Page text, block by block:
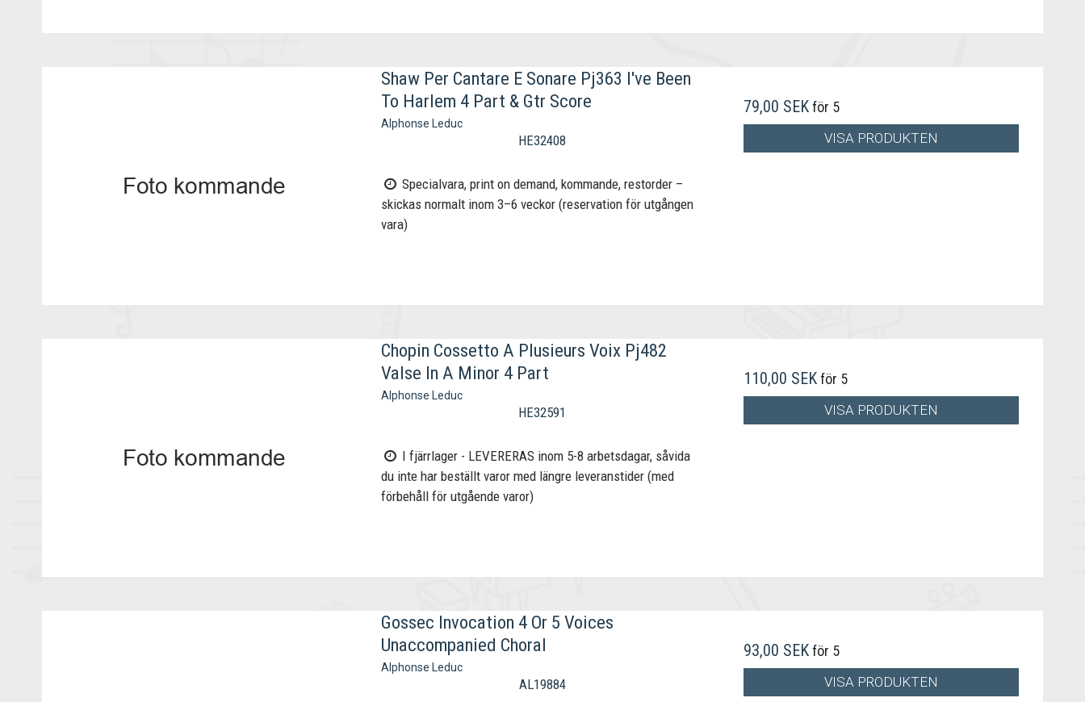
Shaw Per Cantare E Sonare Pj363 I've Been
To Harlem 4 Part & Gtr Score
Alphonse Leduc
HE32408
Specialvara, print on demand, kommande, restorder –
skickas normalt inom 3–6 veckor (reservation för utgången
vara)
79,00 SEKför 5
VISA PRODUKTEN
Chopin Cossetto A Plusieurs Voix Pj482
Valse In A Minor 4 Part
Alphonse Leduc
HE32591
I fjärrlager - LEVERERAS inom 5-8 arbetsdagar, såvida
du inte har beställt varor med längre leveranstider (med
förbehåll för utgående varor)
110,00 SEKför 5
VISA PRODUKTEN
Gossec Invocation 4 Or 5 Voices
Unaccompanied Choral
Alphonse Leduc
AL19884
93,00 SEKför 5
VISA PRODUKTEN